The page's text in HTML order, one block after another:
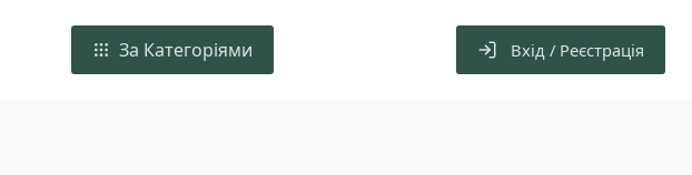
За Категоріями Вхід / Реєстрація